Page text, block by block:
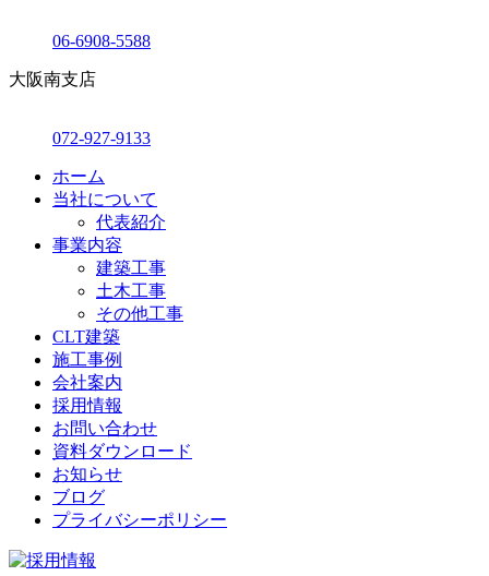
06-6908-5588
大阪南支店
072-927-9133
ホーム
当社について
代表紹介
事業内容
建築工事
土木工事
その他工事
CLT建築
施工事例
会社案内
採用情報
お問い合わせ
資料ダウンロード
お知らせ
ブログ
プライバシーポリシー